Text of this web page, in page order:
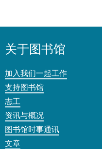
关于图书馆
加入我们一起工作
支持图书馆
志工
资讯与概况
图书馆时事通讯
文章